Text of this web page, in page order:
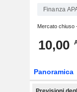
Finanza
Mercato chiuso
10,00
Panoramica